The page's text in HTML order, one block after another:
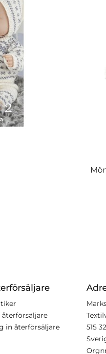
in återförsäljare
515